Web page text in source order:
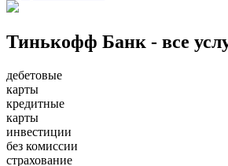
Тинькофф Банк - все
дебетовые
карты
кредитные
карты
инвестиции
без комиссии
страхование